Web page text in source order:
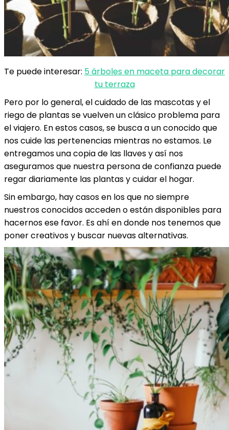
Te puede interesar: 5 árboles en maceta para decorar
tu terraza
Pero por lo general, el cuidado de las mascotas y el
riego de plantas se vuelven un clásico problema para
el viajero. En estos casos, se busca a un conocido que
nos cuide las pertenencias mientras no estamos. Le
entregamos una copia de las llaves y así nos
aseguramos que nuestra persona de confianza puede
regar diariamente las plantas y cuidar el hogar.
Sin embargo, hay casos en los que no siempre
nuestros conocidos acceden o están disponibles para
hacernos ese favor. Es ahí en donde nos tenemos que
poner creativos y buscar nuevas alternativas.